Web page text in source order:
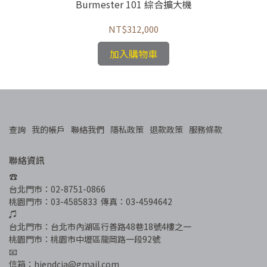
Burmester 101 綜合擴大機
NT$312,000
加入購物車
查詢 我的帳戶 聯絡我們 隱私政策 退款政策 服務條款
聯絡資訊
☎︎
台北門市：02-8751-0866
桃園門市：03-4585833  傳真：03-4594642
♫
台北門市：台北市內湖區行善路48巷18號4樓之一
桃園門市：桃園市中壢區龍岡路一段92號
📧
信箱：hiendcia@gmail.com